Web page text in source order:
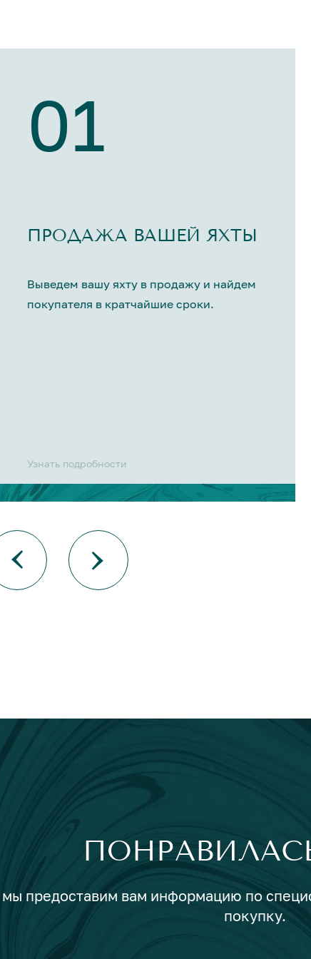
01
ПРОДАЖА ВАШЕЙ ЯХТЫ
Выведем вашу яхту в продажу и найдем
покупателя в кратчайшие сроки.
Узнать подробности
мы предоставим вам информацию по
покупку.